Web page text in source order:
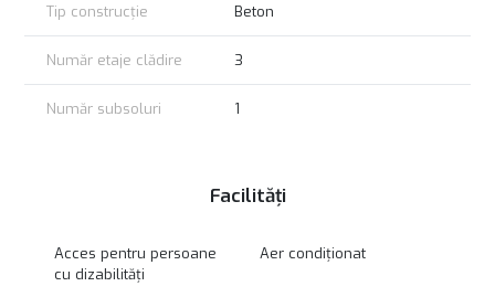
Tip construcție Beton
Număr etaje clădire 3
Număr subsoluri 1
Facilități
Acces pentru persoane
cu dizabilități
Aer condiționat